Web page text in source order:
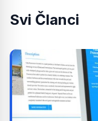
Svi Članci